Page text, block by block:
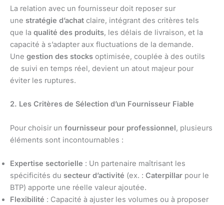
La relation avec un fournisseur doit reposer sur
une stratégie d’achat claire, intégrant des critères tels
que la qualité des produits, les délais de livraison, et la
capacité à s’adapter aux fluctuations de la demande.
Une gestion des stocks optimisée, couplée à des outils
de suivi en temps réel, devient un atout majeur pour
éviter les ruptures.
2. Les Critères de Sélection d’un Fournisseur Fiable
Pour choisir un fournisseur pour professionnel, plusieurs
éléments sont incontournables :
Expertise sectorielle : Un partenaire maîtrisant les
spécificités du secteur d’activité (ex. : Caterpillar pour le
BTP) apporte une réelle valeur ajoutée.
Flexibilité : Capacité à ajuster les volumes ou à proposer